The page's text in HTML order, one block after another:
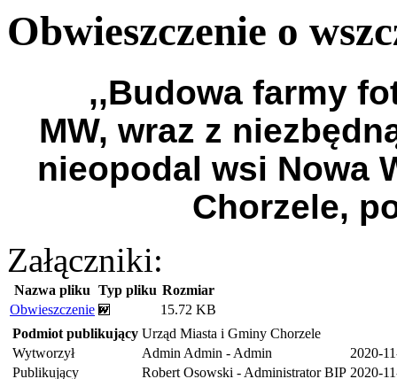
Obwieszczenie o
,,Budowa farmy
MW, wraz z
nieopodal wsi Nowa
Chorzele,
Załączniki:
Nazwa pliku Typ pliku Rozmiar
Obwieszczenie
15.72 KB
Podmiot publikujący Urząd Miasta i Gminy Chorzele
Wytworzył
Admin Admin - Admin
2020-
Publikujący
Robert Osowski - Administrator BIP 2020-